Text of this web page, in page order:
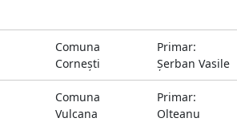
Comuna
Corneşti
Primar:
Şerban Vasile
Comuna
Vulcana
Primar:
Olteanu